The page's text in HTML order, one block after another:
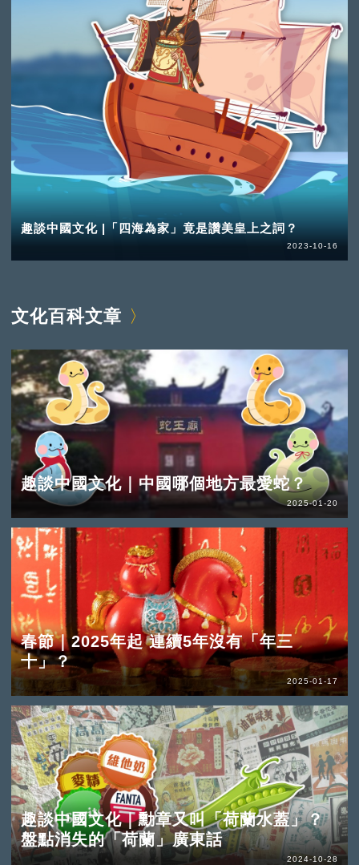
趣談中國文化 |「四海為家」竟是讚美皇上之詞？
2023-10-16
文化百科文章
趣談中國文化｜中國哪個地方最愛蛇？
2025-01-20
春節｜2025年起 連續5年沒有「年三
十」？
2025-01-17
趣談中國文化｜勳章又叫「荷蘭水蓋」？
盤點消失的「荷蘭」廣東話
2024-10-28